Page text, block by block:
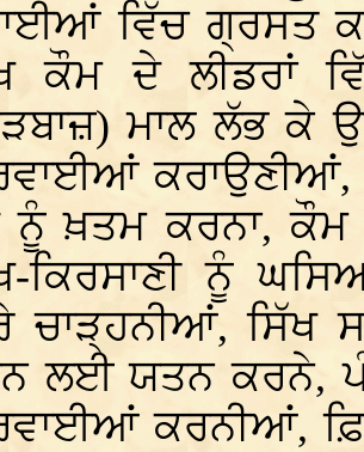
ਵਿੱਚ ਗ੍ਰਸਤ
ਕੌਮ ਦੇ ਲੀਡਰਾਂ
ਮਾਲ ਲੱਭ ਕੇ
ਕਰਾਉਣੀਆਂ,
ਨੂੰ ਖ਼ਤਮ ਕਰਨਾ,
ਕਿਰਸਾਣੀ ਨੂੰ
ਚਾੜ੍ਹਨੀਆਂ, ਸਿੱਖ
ਲਈ ਯਤਨ ਕਰਨੇ,
ਕਰਨੀਆਂ,